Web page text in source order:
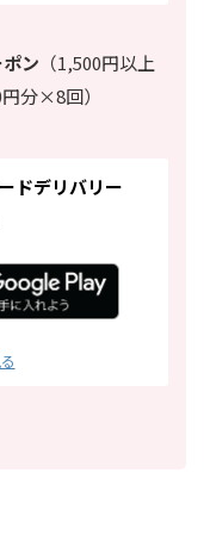
ン （1,500円以上
分×8回）
ドデリバリー